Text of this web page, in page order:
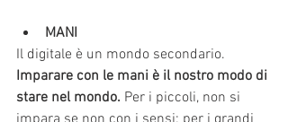
MANI
Il digitale è un mondo secondario.
Imparare con le mani è il nostro modo di
stare nel mondo. Per i piccoli, non si